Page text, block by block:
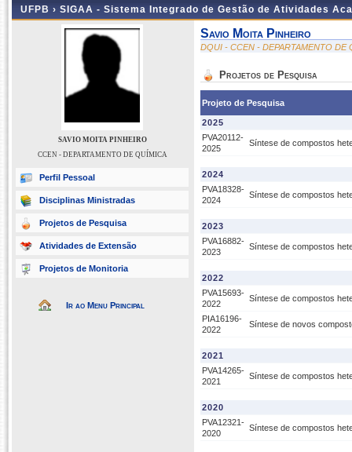
UFPB › SIGAA - Sistema Integrado de Gestão de Atividades
SAVIO MOITA PINHEIRO
CCEN - DEPARTAMENTO DE QUÍMICA
Perfil Pessoal
Disciplinas Ministradas
Projetos de Pesquisa
Atividades de Extensão
Projetos de Monitoria
Ir ao Menu Principal
Savio Moita Pinheiro
DQUI - CCEN - DEPARTAMENTO DE
Projetos de Pesquisa
Projeto de Pesquisa
2025
PVA20112-
2025
Síntese de compostos
2024
PVA18328-
2024
Síntese de compostos
2023
PVA16882-
2023
Síntese de compostos
2022
PVA15693-
2022
Síntese de compostos
PIA16196-
2022
Síntese de novos
2021
PVA14265-
2021
Síntese de compostos
2020
PVA12321-
2020
Síntese de compostos